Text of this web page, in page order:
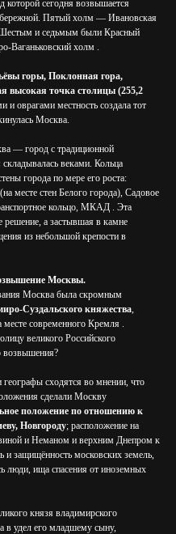
которой сегодня возвышается
Пятый холм — Ивановская
и седьмым были Красный
Ваганьковский холм .
горы, Поклонная гора,
высокая точка столицы (255,2
и оврагами местность создала тот
Москва.
— город с традиционной
складывалась веками. Кольца
города по мере его роста:
месте стен Белого города), Садовое
кольцо, МКАД . Эта
решение, а застывшая в камне
из небольшой крепости в
Москвы.
Москва была скромным
Суздальского княжества,
месте современного Кремля .
великого Российского
возвышения?
географы сходятся во мнении, что
сделали Москву
положение по отношению к
Новгороду; расположение на
и Неманом и верхним Днепром к
и защищённость московских земель,
люди, ища спасения от иноземных
князя владимирского
в удел его младшему сыну,